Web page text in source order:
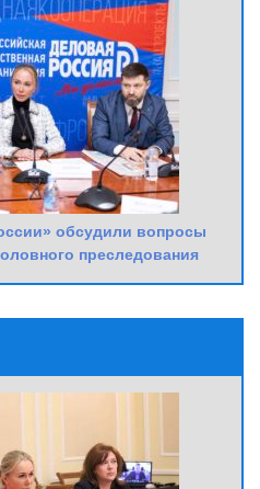
обсудили вопросы
преследования